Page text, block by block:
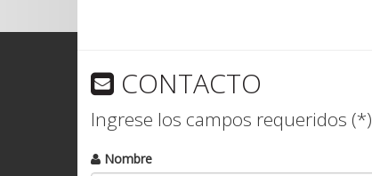
CONTACTO
Ingrese los campos requeridos (*)
Nombre